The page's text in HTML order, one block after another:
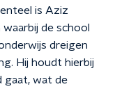
is Aziz
de school
dreigen
Hij houdt hierbij
gaat, wat de